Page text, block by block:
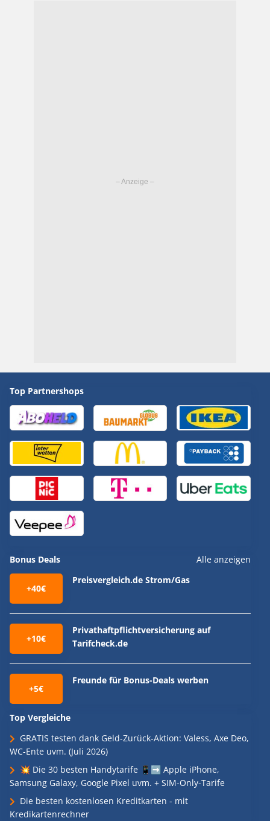
Top Partnershops
Bonus Deals Alle anzeigen
+40€
Preisvergleich.de Strom/Gas
+10€
Privathaftpflichtversicherung auf
Tarifcheck.de
+5€
Freunde für Bonus-Deals werben
Top Vergleiche
GRATIS testen dank Geld-Zurück-Aktion: Valess, Axe Deo,
WC-Ente uvm. (Juli 2026)
💥 Die 30 besten Handytarife 📱➡️ Apple iPhone,
Samsung Galaxy, Google Pixel uvm. + SIM-Only-Tarife
Die besten kostenlosen Kreditkarten - mit
Kredikartenrechner